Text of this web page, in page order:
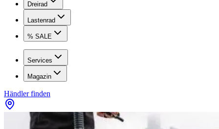
Dreirad
Lastenrad
% SALE
Services
Magazin
Händler finden